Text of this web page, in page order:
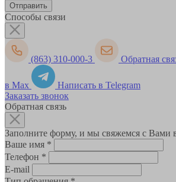
Способы связи
(863) 310-000-3 Обратная
в Max
Написать в Telegram
Заказать звонок
Обратная связь
Заполните форму, и мы свяжемся с Вами
Ваше имя *
Телефон *
E-mail